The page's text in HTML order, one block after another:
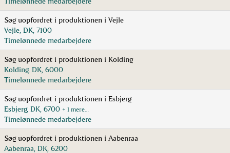
Søg uopfordret i produktionen i Vejle
Vejle, DK, 7100
Timelønnede medarbejdere
Søg uopfordret i produktionen i Kolding
Kolding, DK, 6000
Timelønnede medarbejdere
Søg uopfordret i produktionen i Esbjerg
Esbjerg, DK, 6700 + 1 mere…
Timelønnede medarbejdere
Søg uopfordret i produktionen i Aabenraa
Aabenraa, DK, 6200